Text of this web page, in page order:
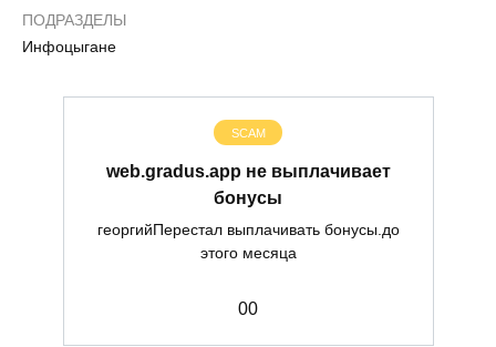
ПОДРАЗДЕЛЫ
Инфоцыгане
SCAM
web.gradus.app не выплачивает
бонусы
георгийПерестал выплачивать бонусы.до
этого месяца
00